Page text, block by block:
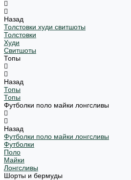
Назад
Толстовки худи свитшоты
Толстовки
Худи
Свитшоты
Топы
Назад
Топы
Топы
Футболки поло майки лонгсливы
Назад
Футболки поло майки лонгсливы
Футболки
Поло
Майки
Лонгсливы
Шорты и бермуды